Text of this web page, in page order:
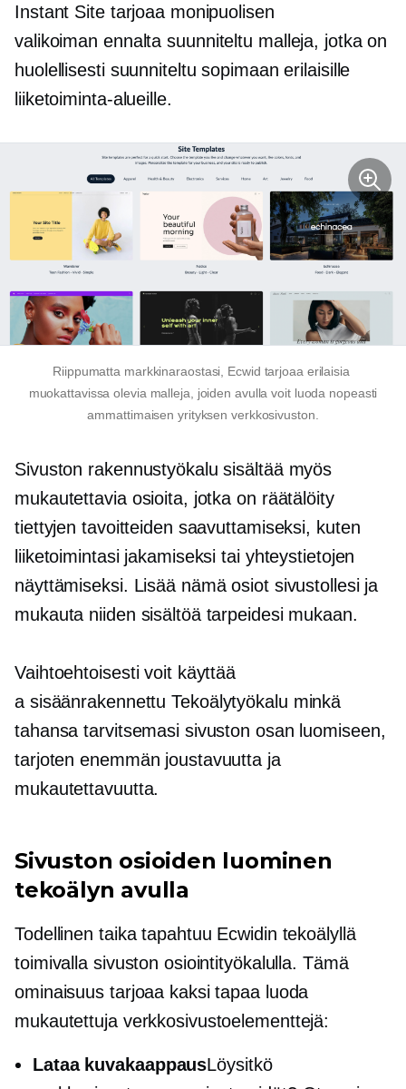
Instant Site tarjoaa monipuolisen
valikoiman ennalta suunniteltu malleja, jotka on
huolellisesti suunniteltu sopimaan erilaisille
liiketoiminta-alueille.
Riippumatta markkinaraostasi, Ecwid tarjoaa erilaisia ​​
muokattavissa olevia malleja, joiden avulla voit luoda nopeasti
ammattimaisen yrityksen verkkosivuston.
Sivuston rakennustyökalu sisältää myös
mukautettavia osioita, jotka on räätälöity
tiettyjen tavoitteiden saavuttamiseksi, kuten
liiketoimintasi jakamiseksi tai yhteystietojen
näyttämiseksi. Lisää nämä osiot sivustollesi ja
mukauta niiden sisältöä tarpeidesi mukaan.
Vaihtoehtoisesti voit käyttää
a sisäänrakennettu Tekoälytyökalu minkä
tahansa tarvitsemasi sivuston osan luomiseen,
tarjoten enemmän joustavuutta ja
mukautettavuutta.
Sivuston osioiden luominen
tekoälyn avulla
Todellinen taika tapahtuu Ecwidin tekoälyllä
toimivalla sivuston osiointityökalulla. Tämä
ominaisuus tarjoaa kaksi tapaa luoda
mukautettuja verkkosivustoelementtejä:
Lataa kuvakaappausLöysitkö